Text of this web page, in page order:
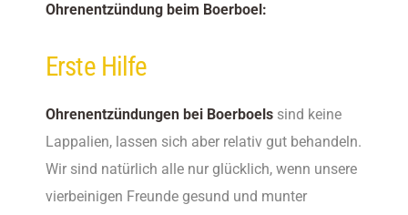
Ohrenentzündung beim Boerboel:
Erste Hilfe
Ohrenentzündungen bei Boerboels sind keine
Lappalien, lassen sich aber relativ gut behandeln.
Wir sind natürlich alle nur glücklich, wenn unsere
vierbeinigen Freunde gesund und munter